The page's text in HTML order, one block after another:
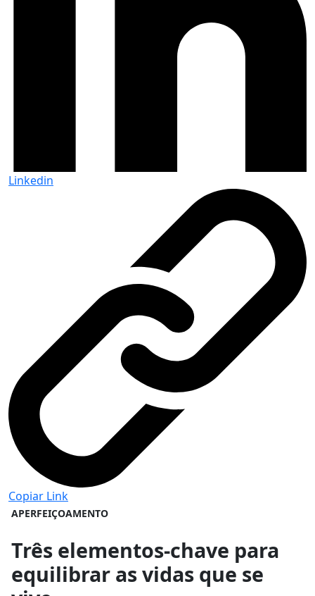
Linkedin
Copiar Link
APERFEIÇOAMENTO
Três elementos-chave para
equilibrar as vidas que se